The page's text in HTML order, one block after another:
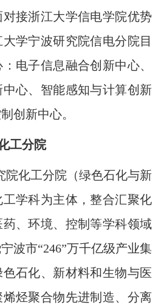
接浙江大学信电学院优势
大学宁波研究院信电分院目
电子信息融合创新中心、
中心、 智能感知与计算创新
创新中心。
工分院
院化工分院（绿色石化与新
学科为主体，整合汇聚化
、环境、控制等学科领域
波市“246”万千亿级产业集
色石化、新材料和生物与医
烃聚合物先进制造、分离